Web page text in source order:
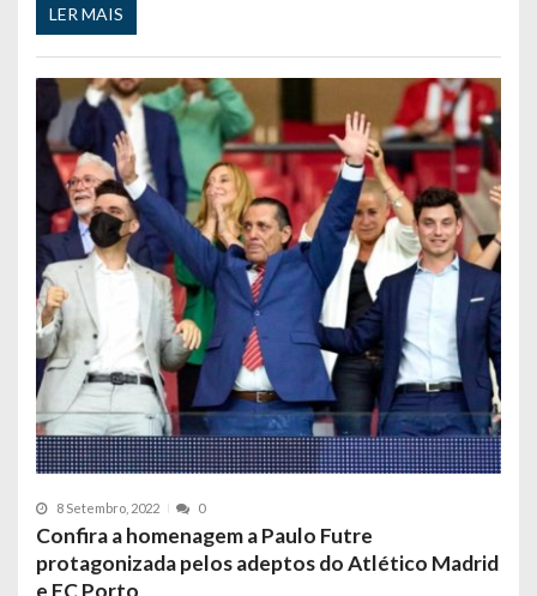
LER MAIS
8 Setembro, 2022 0
Confira a homenagem a Paulo Futre
protagonizada pelos adeptos do Atlético Madrid
e FC Porto